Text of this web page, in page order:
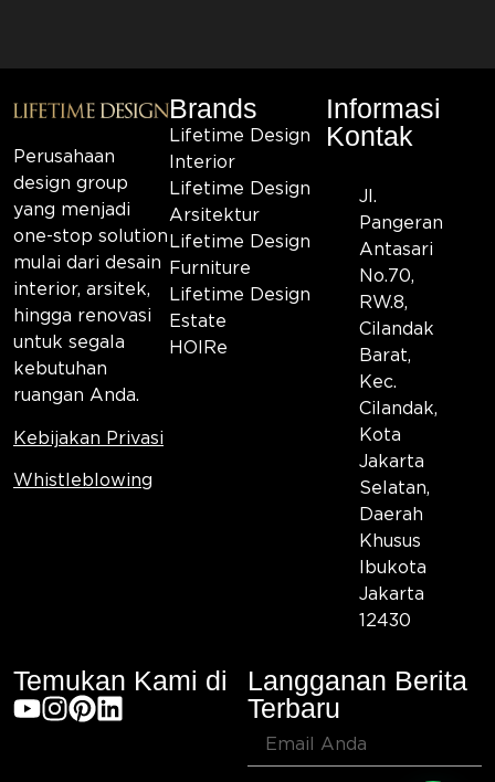
Perusahaan
design group
yang menjadi
one-stop solution
mulai dari desain
interior, arsitek,
hingga renovasi
untuk segala
kebutuhan
ruangan Anda.
Kebijakan Privasi
Whistleblowing
Brands
Lifetime Design
Interior
Lifetime Design
Arsitektur
Lifetime Design
Furniture
Lifetime Design
Estate
HOIRe
Informasi
Kontak
Jl.
Pangeran
Antasari
No.70,
RW.8,
Cilandak
Barat,
Kec.
Cilandak,
Kota
Jakarta
Selatan,
Daerah
Khusus
Ibukota
Jakarta
12430
Temukan Kami di
Langganan Berita
Terbaru